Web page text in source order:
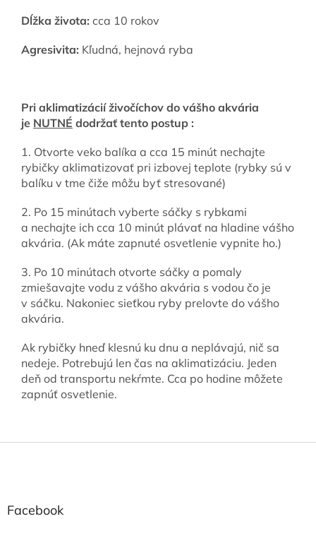
Dĺžka života: cca 10 rokov
Agresivita: Kľudná, hejnová ryba
Pri aklimatizácií živočíchov do vášho akvária
je NUTNÉ dodržať tento postup :
1. Otvorte veko balíka a cca 15 minút nechajte
rybičky aklimatizovať pri izbovej teplote (rybky sú v
balíku v tme čiže môžu byť stresované)
2. Po 15 minútach vyberte sáčky s rybkami
a nechajte ich cca 10 minút plávať na hladine vášho
akvária. (Ak máte zapnuté osvetlenie vypnite ho.)
3. Po 10 minútach otvorte sáčky a pomaly
zmiešavajte vodu z vášho akvária s vodou čo je
v sáčku. Nakoniec sieťkou ryby prelovte do vášho
akvária.
Ak rybičky hneď klesnú ku dnu a neplávajú, nič sa
nedeje. Potrebujú len čas na aklimatizáciu. Jeden
deň od transportu nekŕmte. Cca po hodine môžete
zapnúť osvetlenie.
Facebook